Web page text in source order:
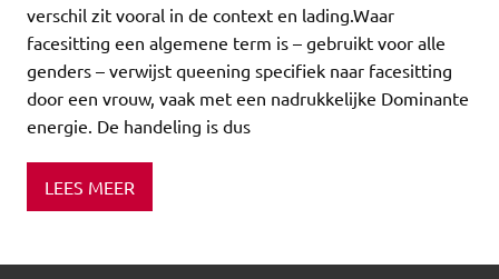
verschil zit vooral in de context en lading.Waar
facesitting een algemene term is – gebruikt voor alle
genders – verwijst queening specifiek naar facesitting
door een vrouw, vaak met een nadrukkelijke Dominante
energie. De handeling is dus
LEES MEER